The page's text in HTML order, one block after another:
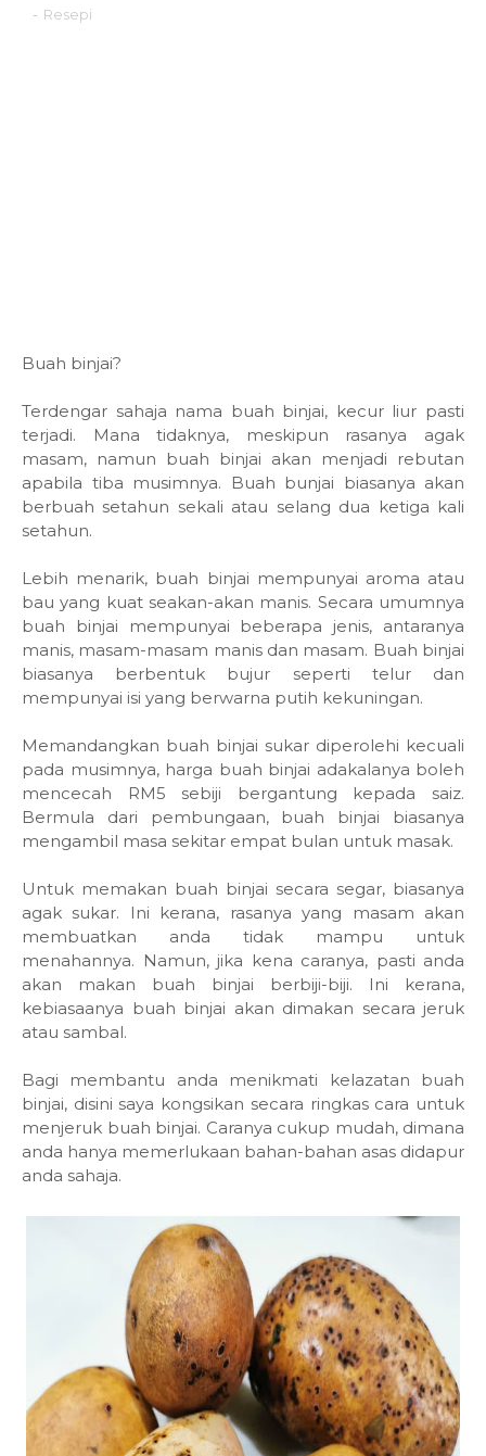
- Resepi
Buah binjai?
Terdengar sahaja nama buah binjai, kecur liur pasti
terjadi. Mana tidaknya, meskipun rasanya agak
masam, namun buah binjai akan menjadi rebutan
apabila tiba musimnya. Buah bunjai biasanya akan
berbuah setahun sekali atau selang dua ketiga kali
setahun.
Lebih menarik, buah binjai mempunyai aroma atau
bau yang kuat seakan-akan manis. Secara umumnya
buah binjai mempunyai beberapa jenis, antaranya
manis, masam-masam manis dan masam. Buah binjai
biasanya berbentuk bujur seperti telur dan
mempunyai isi yang berwarna putih kekuningan.
Memandangkan buah binjai sukar diperolehi kecuali
pada musimnya, harga buah binjai adakalanya boleh
mencecah RM5 sebiji bergantung kepada saiz.
Bermula dari pembungaan, buah binjai biasanya
mengambil masa sekitar empat bulan untuk masak.
Untuk memakan buah binjai secara segar, biasanya
agak sukar. Ini kerana, rasanya yang masam akan
membuatkan anda tidak mampu untuk
menahannya. Namun, jika kena caranya, pasti anda
akan makan buah binjai berbiji-biji. Ini kerana,
kebiasaanya buah binjai akan dimakan secara jeruk
atau sambal.
Bagi membantu anda menikmati kelazatan buah
binjai, disini saya kongsikan secara ringkas cara untuk
menjeruk buah binjai. Caranya cukup mudah, dimana
anda hanya memerlukaan bahan-bahan asas didapur
anda sahaja.